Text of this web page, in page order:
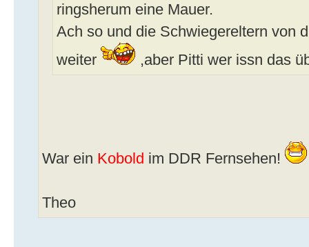
ringsherum eine Mauer.
Ach so und die Schwiegereltern von
weiter
,aber Pitti wer issn das
War ein Kobold im DDR Fernsehen!
Theo